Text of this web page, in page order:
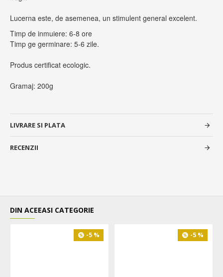
Lucerna este, de asemenea, un stimulent general excelent.
Timp de inmuiere: 6-8 ore
Timp ge germinare: 5-6 zile.
Produs certificat ecologic.
Gramaj: 200g
LIVRARE SI PLATA
RECENZII
DIN ACEEASI CATEGORIE
-5 % -5 %